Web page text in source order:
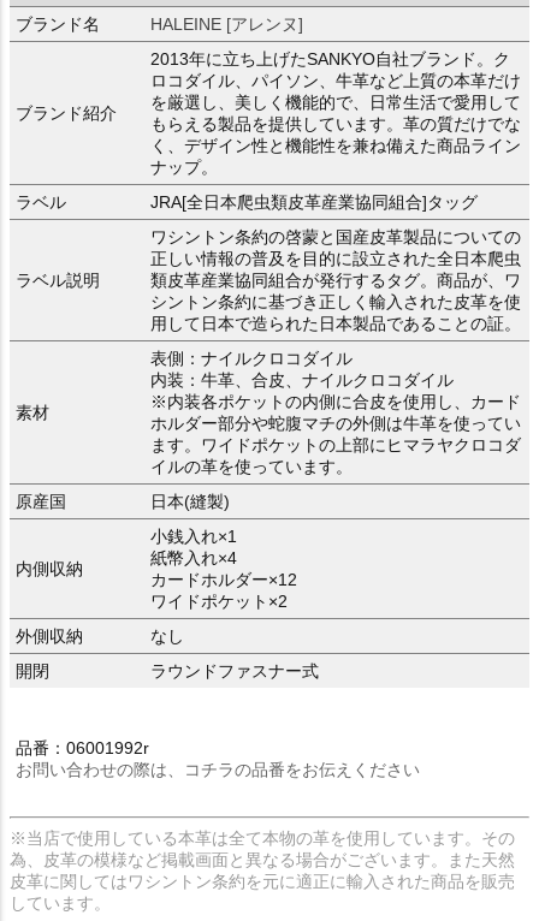
ブランド名
HALEINE [アレンヌ]
ブランド紹介
2013年に立ち上げたSANKYO自社ブランド。ク
ロコダイル、パイソン、牛革など上質の本革だけ
を厳選し、美しく機能的で、日常生活で愛用して
もらえる製品を提供しています。革の質だけでな
く、デザイン性と機能性を兼ね備えた商品ライン
ナップ。
ラベル
JRA[全日本爬虫類皮革産業協同組合]タッグ
ラベル説明
ワシントン条約の啓蒙と国産皮革製品についての
正しい情報の普及を目的に設立された全日本爬虫
類皮革産業協同組合が発行するタグ。商品が、ワ
シントン条約に基づき正しく輸入された皮革を使
用して日本で造られた日本製品であることの証。
素材
表側：ナイルクロコダイル
内装：牛革、合皮、ナイルクロコダイル
※内装各ポケットの内側に合皮を使用し、カード
ホルダー部分や蛇腹マチの外側は牛革を使ってい
ます。ワイドポケットの上部にヒマラヤクロコダ
イルの革を使っています。
原産国
日本(縫製)
内側収納
小銭入れ×1
紙幣入れ×4
カードホルダー×12
ワイドポケット×2
外側収納
なし
開閉
ラウンドファスナー式
品番：06001992r
お問い合わせの際は、コチラの品番をお伝えください
※当店で使用している本革は全て本物の革を使用しています。その
為、皮革の模様など掲載画面と異なる場合がございます。また天然
皮革に関してはワシントン条約を元に適正に輸入された商品を販売
しています。